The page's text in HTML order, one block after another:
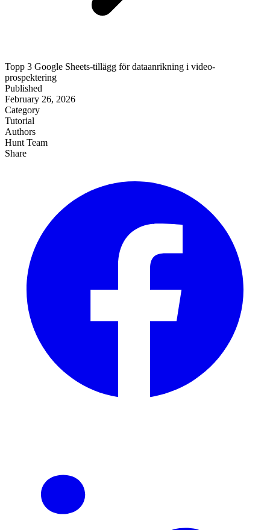
Topp 3 Google Sheets-tillägg för dataanrikning i video-
prospektering
Published
February 26, 2026
Category
Tutorial
Authors
Hunt Team
Share